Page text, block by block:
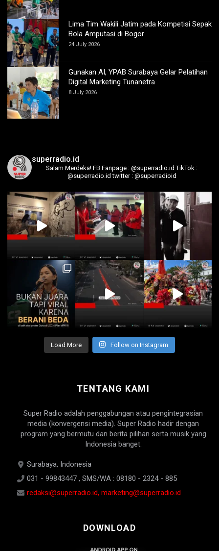
Lima Tim Wakili Jatim pada Kompetisi Sepak
Bola Amputasi di Bogor
24 July 2026
Gunakan AI, YPAB Surabaya Gelar Pelatihan
Digital Marketing Tunanetra
8 July 2026
superradio.id
Salam Merdeka! FB Fanpage : @superradio.id TikTok :
@superradio.id twitter : @superradioid
Load More Follow on Instagram
TENTANG KAMI
Super Radio adalah penggabungan atau pengintegrasian
media (konvergensi media). Super Radio hadir dengan
program yang bermutu dan berita pilihan serta musik yang
Indonesia banget.
Surabaya, Indonesia
031 - 99843447 , SMS/WA : 08180 - 2324 - 885
redaksi@superradio.id, marketing@superradio.id
DOWNLOAD